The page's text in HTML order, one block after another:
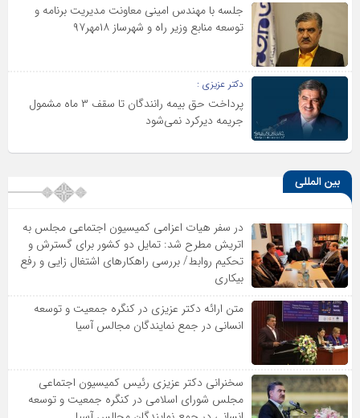
جلسه با مهندس امینی معاونت مدیریت برنامه و
توسعه منابع وزیر راه و شهرساز ۱۸مهر۹۷
دکتر عزیزی :
پرداخت حق بیمه رانندگان تا سقف ۳ ماه مشمول
جریمه دیرکرد نمی‌شود
بین المللی
در سفر هیات اعزامی کمیسیون اجتماعی مجلس به
اتریش مطرح شد: تمایل دو کشور برای گسترش و
تحکیم روابط/ بررسی راهکارهای اشتغال زایی و رفع
بیکاری
متن ارائه دکتر عزیزى در کنگره جمعیت و توسعه
انسانى در جمع نمایندگان مجالس آسیا
سخنرانى دکتر عزیزى رئیس کمیسیون اجتماعى
مجلس شوراى اسلامى در کنگره جمعیت و توسعه